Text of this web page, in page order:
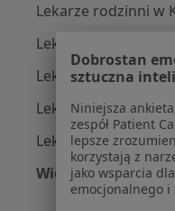
Lekarze rodzinni w
Lekarze rodzinni w
Lekarze rodzinni w
Lekarze rodzinni w
Lekarze rodzinni w
Więcej (13)
Więcej w
Dobrostan
sztuczna
Niniejsza
zespół Patient
lepsze
korzystają z
jako wsparcia
emocjonalnego